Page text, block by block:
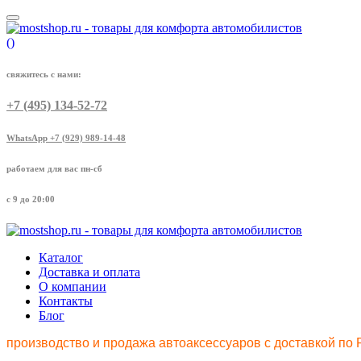
()
свяжитесь с нами:
+7 (495) 134-52-72
WhatsApp +7 (929) 989-14-48
работаем для вас пн-сб
с 9 до 20:00
Каталог
Доставка и оплата
О компании
Контакты
Блог
производство и продажа автоаксессуаров с доставкой по